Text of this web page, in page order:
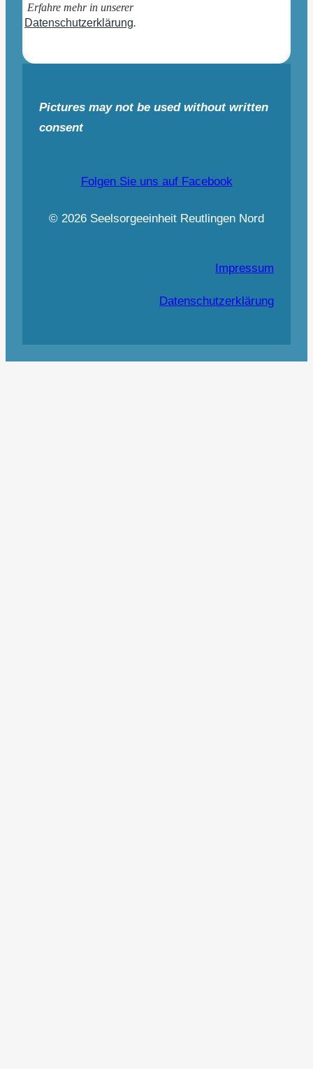
Erfahre mehr in unserer
Datenschutzerklärung.
Pictures may not be used without written
consent
Folgen Sie uns auf Facebook
© 2026 Seelsorgeeinheit Reutlingen Nord
Impressum
Datenschutzerklärung